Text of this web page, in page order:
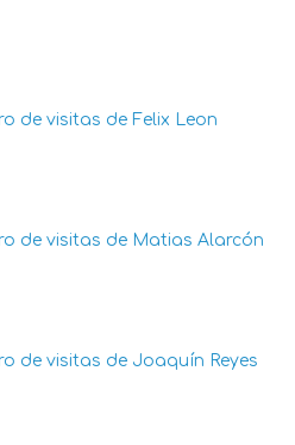
de visitas de Felix Leon
de visitas de Matias Alarcón
de visitas de Joaquín Reyes